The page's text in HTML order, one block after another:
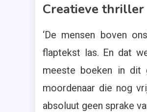
Creatieve thriller
‘De mensen boven
flaptekst las. En dat
meeste boeken in dit
moordenaar die nog
absoluut geen sprake